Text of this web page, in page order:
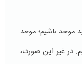
موحد باشیم؛ موحد
در غیر این صورت،